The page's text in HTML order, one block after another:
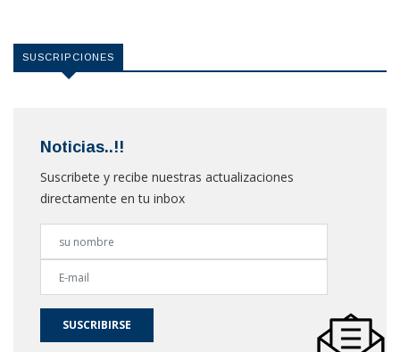
SUSCRIPCIONES
Noticias..!!
Suscribete y recibe nuestras actualizaciones
directamente en tu inbox
SUSCRIBIRSE